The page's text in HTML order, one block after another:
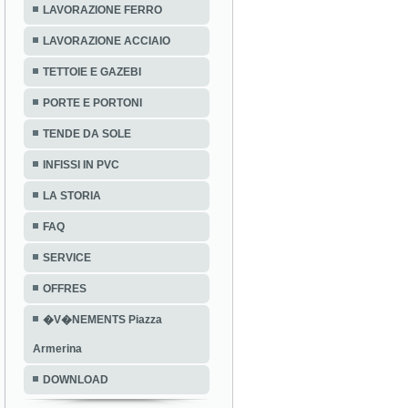
LAVORAZIONE FERRO
LAVORAZIONE ACCIAIO
TETTOIE E GAZEBI
PORTE E PORTONI
TENDE DA SOLE
INFISSI IN PVC
LA STORIA
FAQ
SERVICE
OFFRES
�V�NEMENTS Piazza
Armerina
DOWNLOAD